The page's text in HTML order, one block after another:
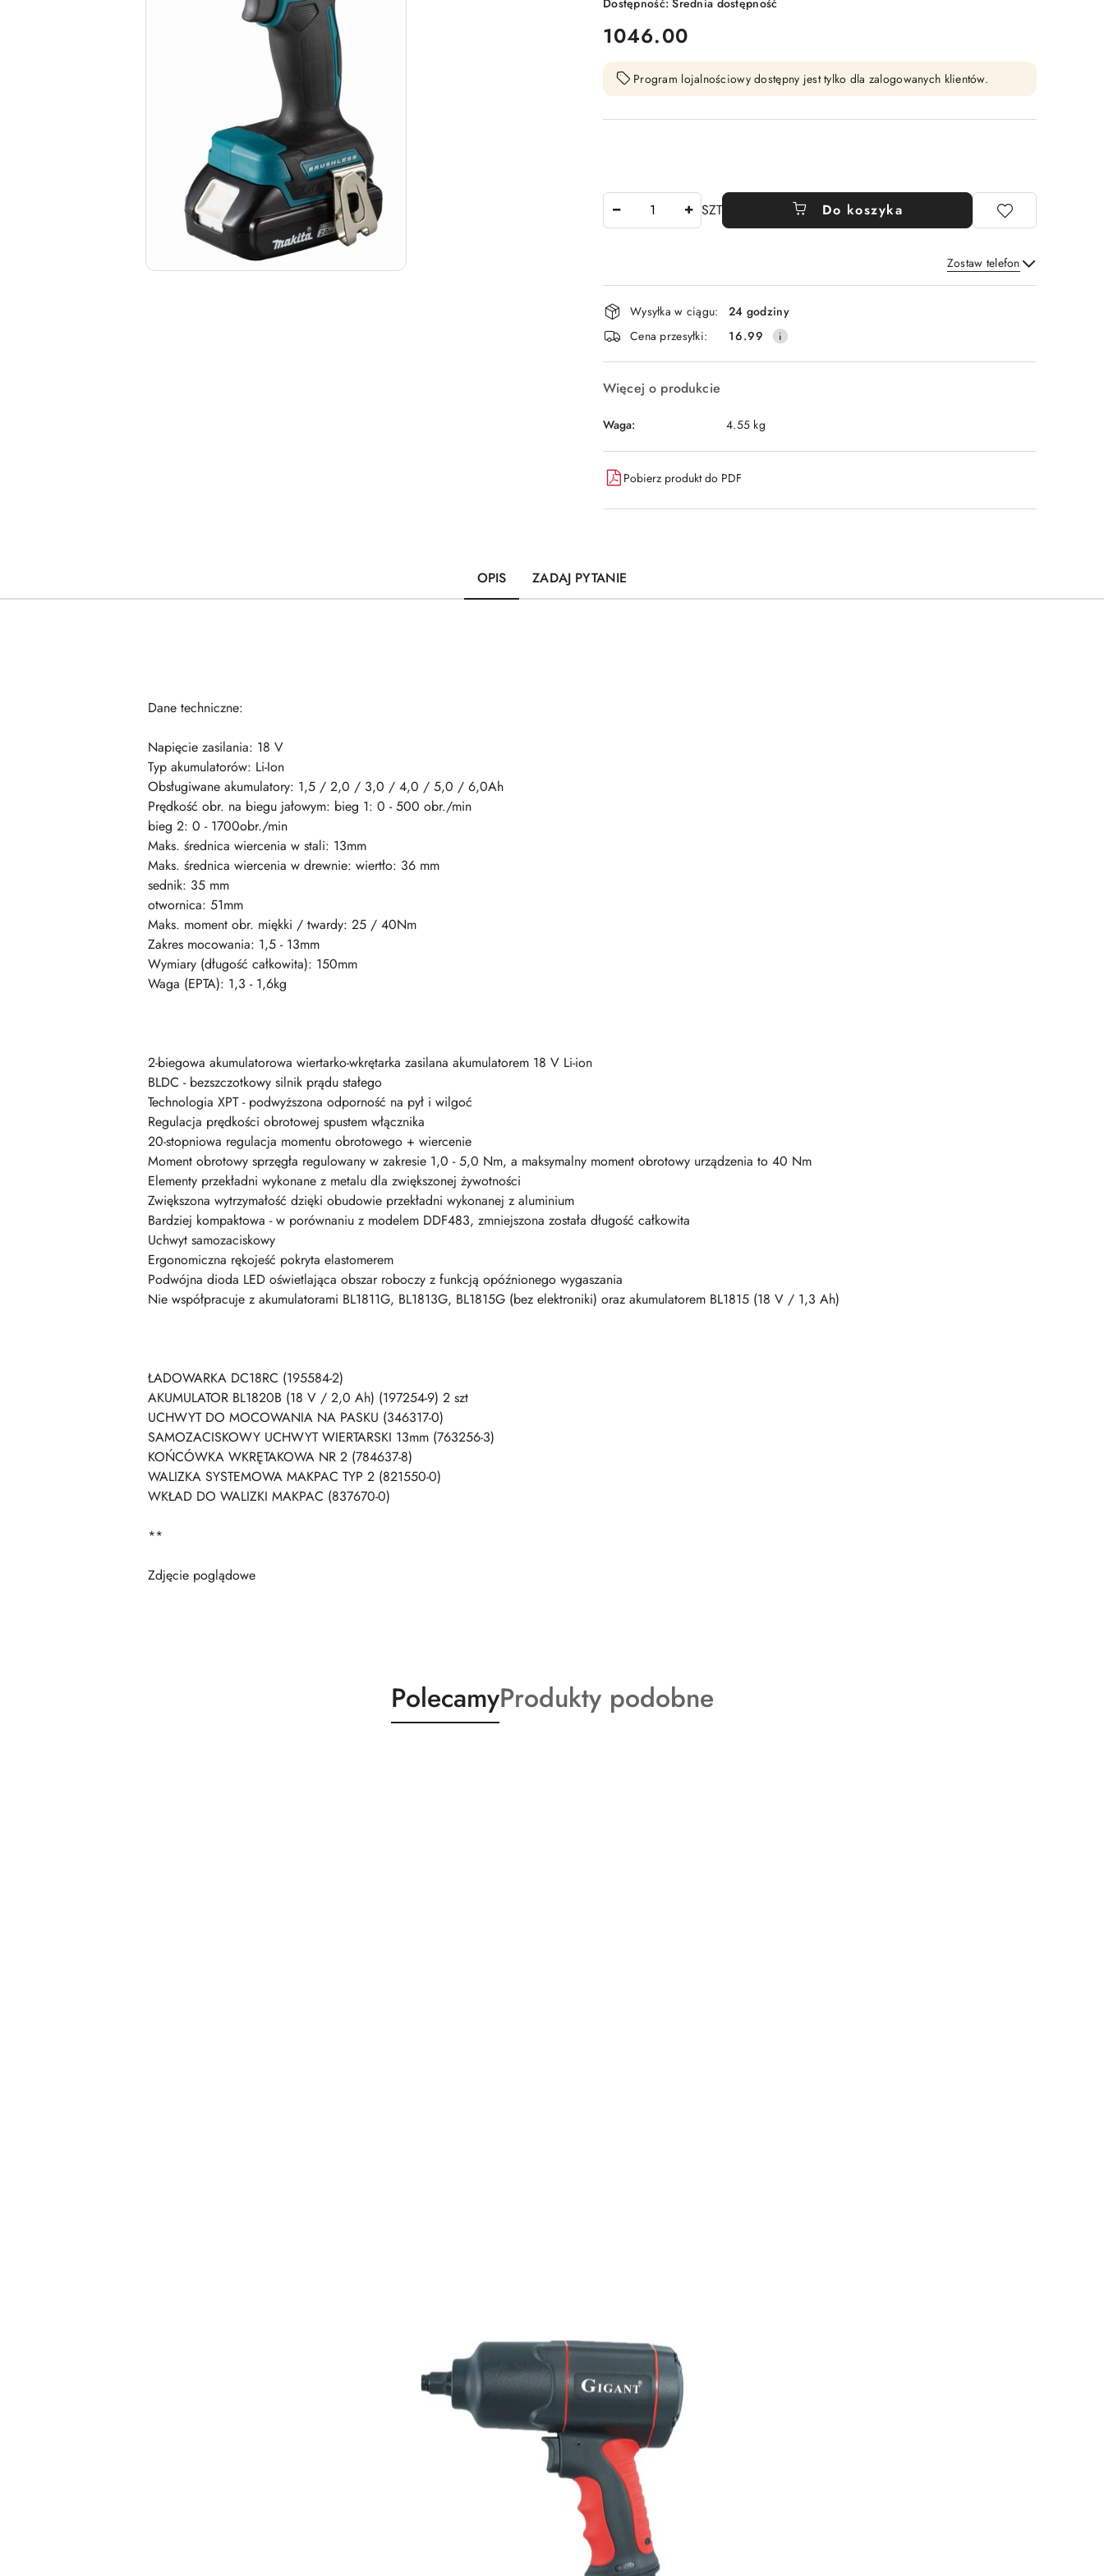
Dostępność:Średnia dostępność
cena:
1046.00
Program lojalnościowy dostępny jest tylko dla zalogowanych klientów.
SZT Do koszyka
Zostaw telefon
Wyślij
Dostępność
i
dostawa
Wysyłka w ciągu:
24 godziny
Cena przesyłki:
16.99
Więcej o produkcie
Waga: 4.55 kg
Pobierz produkt do PDF
OPIS ZADAJ PYTANIE
Dane techniczne:
Napięcie zasilania: 18 V
Typ akumulatorów: Li-Ion
Obsługiwane akumulatory: 1,5 / 2,0 / 3,0 / 4,0 / 5,0 / 6,0Ah
Prędkość obr. na biegu jałowym: bieg 1: 0 - 500 obr./min
bieg 2: 0 - 1700obr./min
Maks. średnica wiercenia w stali: 13mm
Maks. średnica wiercenia w drewnie: wiertło: 36 mm
sednik: 35 mm
otwornica: 51mm
Maks. moment obr. miękki / twardy: 25 / 40Nm
Zakres mocowania: 1,5 - 13mm
Wymiary (długość całkowita): 150mm
Waga (EPTA): 1,3 - 1,6kg
2-biegowa akumulatorowa wiertarko-wkrętarka zasilana akumulatorem 18 V Li-ion
BLDC - bezszczotkowy silnik prądu stałego
Technologia XPT - podwyższona odporność na pył i wilgoć
Regulacja prędkości obrotowej spustem włącznika
20-stopniowa regulacja momentu obrotowego + wiercenie
Moment obrotowy sprzęgła regulowany w zakresie 1,0 - 5,0 Nm, a maksymalny moment obrotowy urządzenia to 40 Nm
Elementy przekładni wykonane z metalu dla zwiększonej żywotności
Zwiększona wytrzymałość dzięki obudowie przekładni wykonanej z aluminium
Bardziej kompaktowa - w porównaniu z modelem DDF483, zmniejszona została długość całkowita
Uchwyt samozaciskowy
Ergonomiczna rękojeść pokryta elastomerem
Podwójna dioda LED oświetlająca obszar roboczy z funkcją opóźnionego wygaszania
Nie współpracuje z akumulatorami BL1811G, BL1813G, BL1815G (bez elektroniki) oraz akumulatorem BL1815 (18 V / 1,3 Ah)
ŁADOWARKA DC18RC (195584-2)
AKUMULATOR BL1820B (18 V / 2,0 Ah) (197254-9) 2 szt
UCHWYT DO MOCOWANIA NA PASKU (346317-0)
SAMOZACISKOWY UCHWYT WIERTARSKI 13mm (763256-3)
KOŃCÓWKA WKRĘTAKOWA NR 2 (784637-8)
WALIZKA SYSTEMOWA MAKPAC TYP 2 (821550-0)
WKŁAD DO WALIZKI MAKPAC (837670-0)
**
Zdjęcie poglądowe
Produkty
o
PolecamyProdukty
o
Produkty podobne